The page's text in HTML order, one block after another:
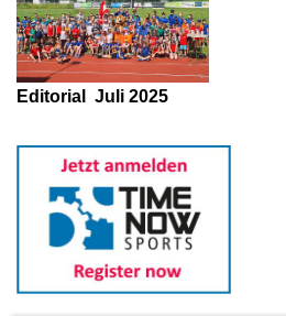
Editorial Juli 2025